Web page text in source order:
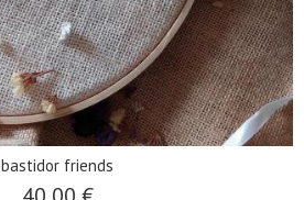
bastidor friends